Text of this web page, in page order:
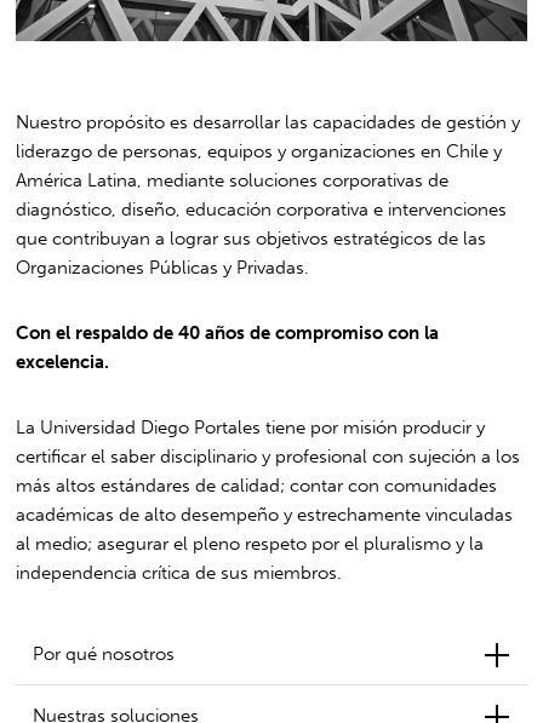
Nuestro propósito es desarrollar las capacidades de gestión y
liderazgo de personas, equipos y organizaciones en Chile y
América Latina, mediante soluciones corporativas de
diagnóstico, diseño, educación corporativa e intervenciones
que contribuyan a lograr sus objetivos estratégicos de las
Organizaciones Públicas y Privadas.
Con el respaldo de 40 años de compromiso con la
excelencia.
La Universidad Diego Portales tiene por misión producir y
certificar el saber disciplinario y profesional con sujeción a los
más altos estándares de calidad; contar con comunidades
académicas de alto desempeño y estrechamente vinculadas
al medio; asegurar el pleno respeto por el pluralismo y la
independencia crítica de sus miembros.
Por qué nosotros
Nuestras soluciones